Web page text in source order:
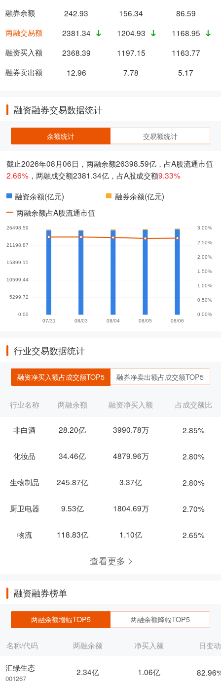
融券余额
两融交易额
融资买入额
融券卖出额
242.93
156.34
86.59
2381.34
1204.93
1168.95
2368.39
1197.15
1163.77
12.96
7.78 5.17
融资融券交易数据统计
余额统计 交易额统计
截止2026年08月06日，两融余额26398.59亿，占A股流通市值
2.66% ，两融成交额2381.34亿，占A股成交额9.33%
融资余额(亿元)
融券余额(亿元)
两融余额占A股流通市值
行业交易数据统计
融资净买入额占成交额TOP5 融券净卖出额占成交额TOP5
行业名称 两融余额 融资净买入额 占成交额比
非白酒 28.20亿 3990.78万 2.85%
化妆品 34.46亿 4879.96万 2.80%
生物制品 245.87亿 3.37亿 2.80%
厨卫电器 9.53亿 1804.69万 2.70%
物流 118.83亿 1.10亿 2.65%
查看更多
融资融券榜单
两融余额增幅TOP5 两融余额降幅TOP5
名称/代码
汇绿生态
001267
两融余额 净买入额 日变动
2.34亿 1.06亿